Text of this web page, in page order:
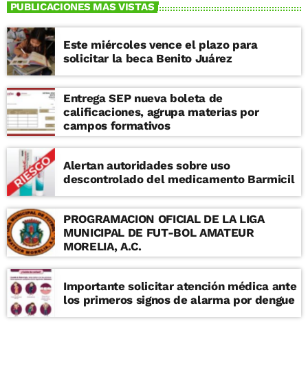
PUBLICACIONES MAS VISTAS
Este miércoles vence el plazo para
solicitar la beca Benito Juárez
Entrega SEP nueva boleta de
calificaciones, agrupa materias por
campos formativos
Alertan autoridades sobre uso
descontrolado del medicamento Barmicil
PROGRAMACION OFICIAL DE LA LIGA
MUNICIPAL DE FUT-BOL AMATEUR
MORELIA, A.C.
Importante solicitar atención médica ante
los primeros signos de alarma por dengue